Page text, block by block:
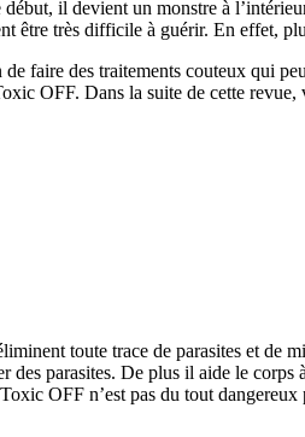
il devient un monstre à
être très difficile à guérir. En effet,
faire des traitements couteux qui
OFF. Dans la suite de cette
toute trace de parasites et de
parasites. De plus il aide le
OFF n’est pas du tout